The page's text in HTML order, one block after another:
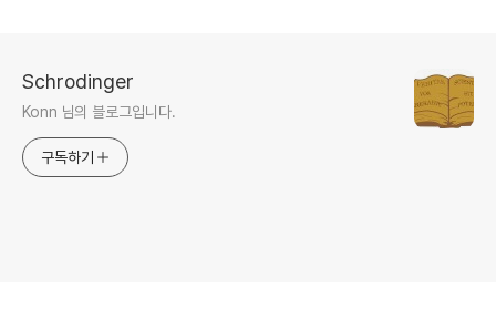
Schrodinger
Konn 님의 블로그입니다.
구독하기